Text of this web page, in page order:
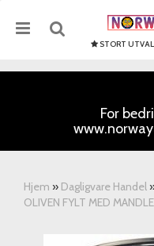
STORT
For
Hjem » Dagligvare Handel
OLIVEN FYLT MED